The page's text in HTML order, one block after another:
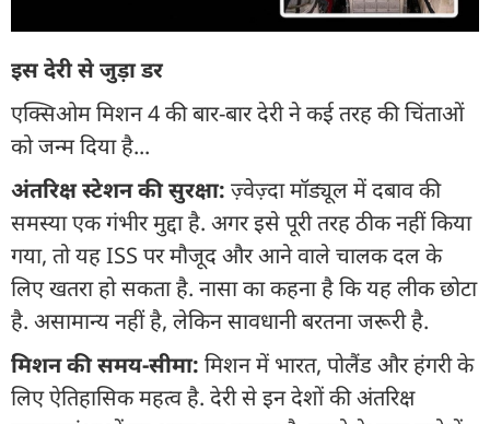
इस देरी से जुड़ा डर
एक्सिओम मिशन 4 की बार-बार देरी ने कई तरह की चिंताओं
को जन्म दिया है...
अंतरिक्ष स्टेशन की सुरक्षा: ज़्वेज़्दा मॉड्यूल में दबाव की
समस्या एक गंभीर मुद्दा है. अगर इसे पूरी तरह ठीक नहीं किया
गया, तो यह ISS पर मौजूद और आने वाले चालक दल के
लिए खतरा हो सकता है. नासा का कहना है कि यह लीक छोटा
है. असामान्य नहीं है, लेकिन सावधानी बरतना जरूरी है.
मिशन की समय-सीमा: मिशन में भारत, पोलैंड और हंगरी के
लिए ऐतिहासिक महत्व है. देरी से इन देशों की अंतरिक्ष